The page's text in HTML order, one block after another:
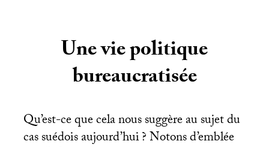
Une vie politique
bureaucratisée
Qu’est-ce que cela nous suggère au sujet du
cas suédois aujourd’hui? Notons d’emblée